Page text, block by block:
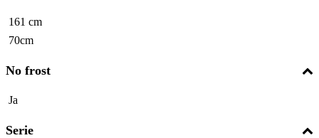
161 cm
70cm
No frost
Ja
Serie